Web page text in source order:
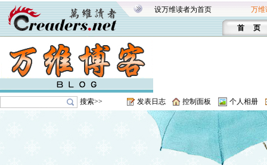
设万维读者为首页 万维
首 页
搜索>> 发表日志 控制面板 个人相册